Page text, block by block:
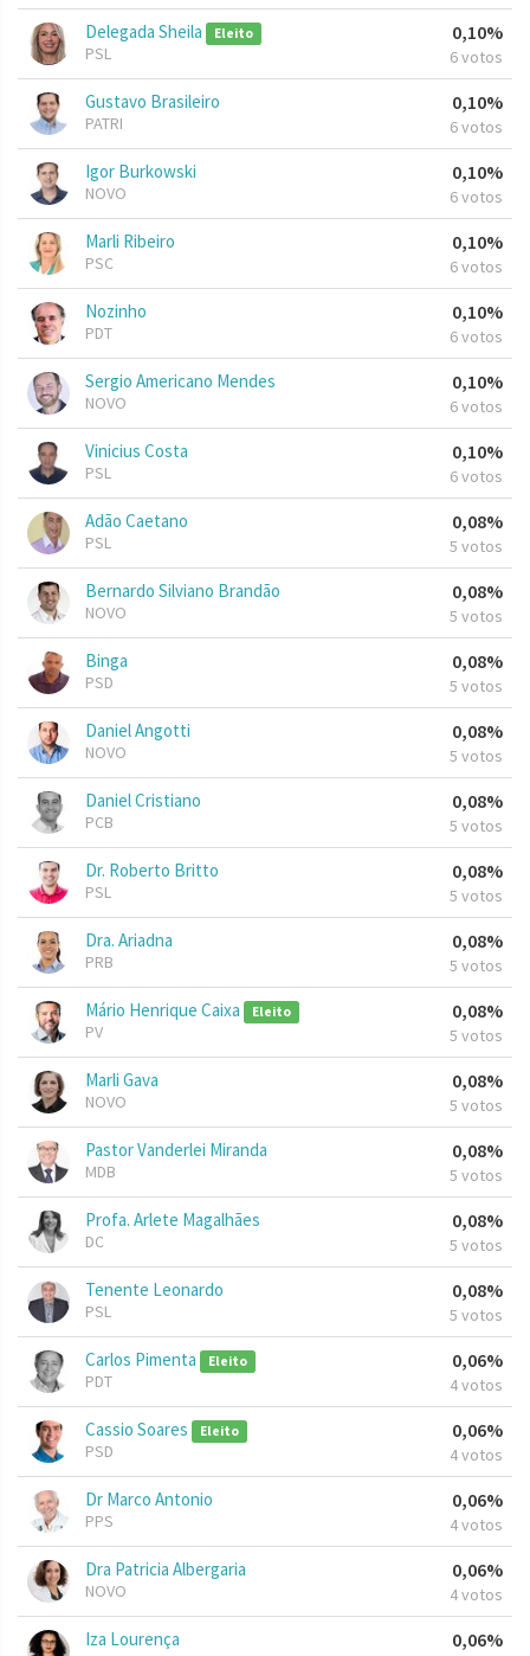
Delegada Sheila Eleito
PSL
0,10%
6 votos
Gustavo Brasileiro
PATRI
0,10%
6 votos
Igor Burkowski
NOVO
0,10%
6 votos
Marli Ribeiro
PSC
0,10%
6 votos
Nozinho
PDT
0,10%
6 votos
Sergio Americano Mendes
NOVO
0,10%
6 votos
Vinicius Costa
PSL
0,10%
6 votos
Adão Caetano
PSL
0,08%
5 votos
Bernardo Silviano Brandão
NOVO
0,08%
5 votos
Binga
PSD
0,08%
5 votos
Daniel Angotti
NOVO
0,08%
5 votos
Daniel Cristiano
PCB
0,08%
5 votos
Dr. Roberto Britto
PSL
0,08%
5 votos
Dra. Ariadna
PRB
0,08%
5 votos
Mário Henrique Caixa Eleito
PV
0,08%
5 votos
Marli Gava
NOVO
0,08%
5 votos
Pastor Vanderlei Miranda
MDB
0,08%
5 votos
Profa. Arlete Magalhães
DC
0,08%
5 votos
Tenente Leonardo
PSL
0,08%
5 votos
Carlos Pimenta Eleito
PDT
0,06%
4 votos
Cassio Soares Eleito
PSD
0,06%
4 votos
Dr Marco Antonio
PPS
0,06%
4 votos
Dra Patricia Albergaria
NOVO
0,06%
4 votos
Iza Lourença 0,06%